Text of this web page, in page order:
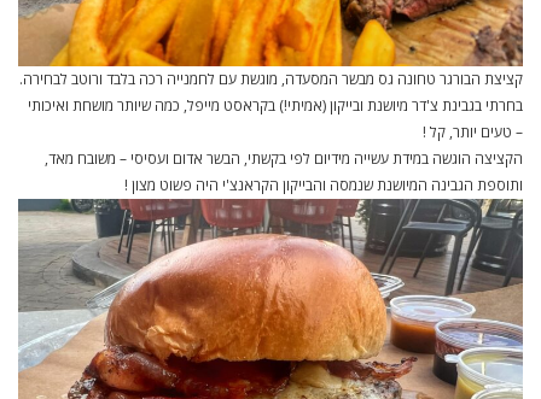
קציצת הבורגר טחונה גס מבשר המסעדה, מוגשת עם לחמנייה רכה בלבד ורוטב לבחירה.
בחרתי בגבינת צ'דר מיושנת ובייקון (אמיתי!) בקראסט מייפל, כמה שיותר מושחת ואיכותי
– טעים יותר, קל !
הקציצה הוגשה במידת עשייה מידיום לפי בקשתי, הבשר אדום ועסיסי – משובח מאד,
ותוספת הגבינה המיושנת שנמסה והבייקון הקראנצ'י היה פשוט מצון !